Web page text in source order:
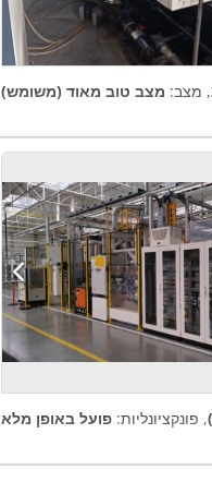
, מצב: מצב טוב מאוד (משומש)
, פונקציונליות: פועל באופן מלא